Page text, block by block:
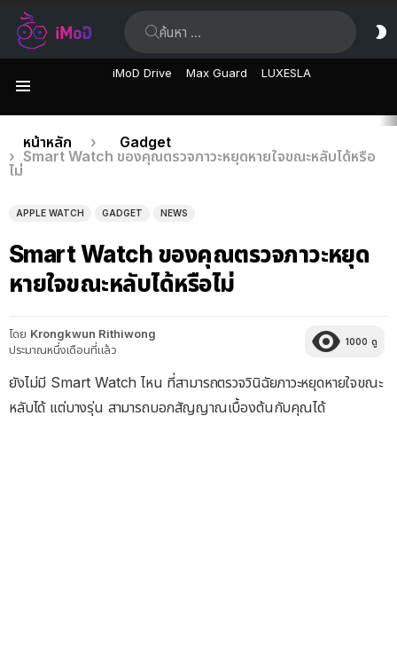
iMoD Drive Max Guard LUXESLA
เรื่อง
ล่าสุด
คุณอยู่ที่นี่:
หน้าหลัก
Gadget
Smart Watch ของคุณตรวจภาวะหยุดหายใจขณะหลับได้หรือ
ไม่
APPLE WATCH GADGET NEWS
Smart Watch ของคุณตรวจภาวะหยุด
หายใจขณะหลับได้หรือไม่
โดย Krongkwun Rithiwong
ประมาณหนึ่งเดือนที่แล้ว
1000 ดู
ยังไม่มี Smart Watch ไหน ที่สามารถตรวจวินิฉัยภาวะหยุดหายใจขณะ
หลับได้ แต่บางรุ่น สามารถบอกสัญญาณเบื้องต้นกับคุณได้